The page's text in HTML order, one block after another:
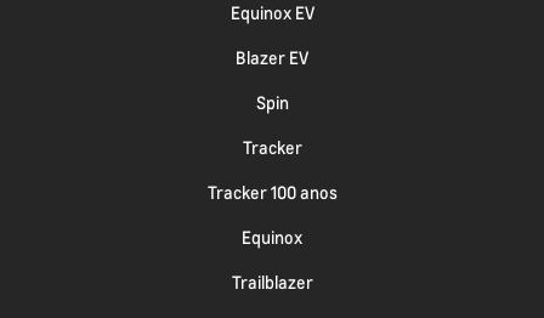
Equinox EV
Blazer EV
Spin
Tracker
Tracker 100 anos
Equinox
Trailblazer